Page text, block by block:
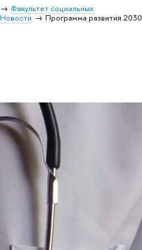
Факультет социальных
Новости Программа развития 2030